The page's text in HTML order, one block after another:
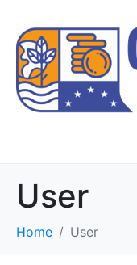
User
Home User